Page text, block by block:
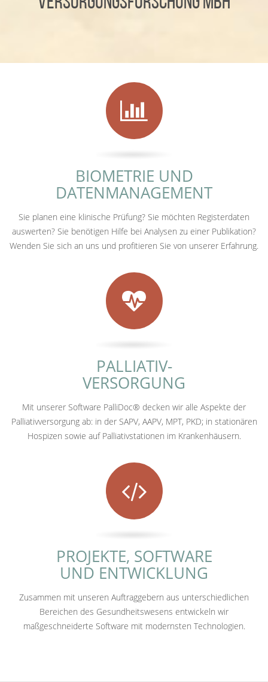
BIOMETRIE UND
DATENMANAGEMENT
Sie planen eine klinische Prüfung? Sie möchten Registerdaten
auswerten? Sie benötigen Hilfe bei Analysen zu einer Publikation?
Wenden Sie sich an uns und profitieren Sie von unserer Erfahrung.
PALLIATIV-
VERSORGUNG
Mit unserer Software PalliDoc® decken wir alle Aspekte der
Palliativversorgung ab: in der SAPV, AAPV, MPT, PKD; in stationären
Hospizen sowie auf Palliativstationen im Krankenhäusern.
PROJEKTE, SOFTWARE
UND ENTWICKLUNG
Zusammen mit unseren Auftraggebern aus unterschiedlichen
Bereichen des Gesundheitswesens entwickeln wir
maßgeschneiderte Software mit modernsten Technologien.